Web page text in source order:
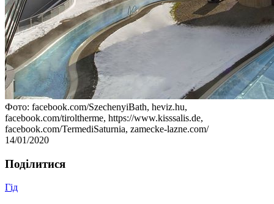
Фото: facebook.com/SzechenyiBath, heviz.hu,
facebook.com/tiroltherme, https://www.kisssalis.de,
facebook.com/TermediSaturnia, zamecke-lazne.com/
14/01/2020
Подiлитися
Гід